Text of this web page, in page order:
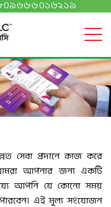
সেবা প্রদানে কাজ করে
আমরা আপনার জন্য একটি
আপনি যে কোনো সময়
এই মূল্য সংযোজন